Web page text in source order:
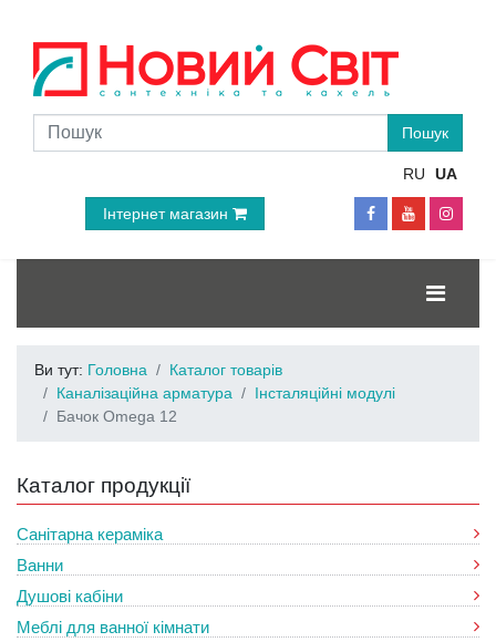
RU UA
Інтернет магазин
Ви тут: Головна
Каталог товарів
Каналізаційна арматура
Інсталяційні модулі
Бачок Omega 12
Каталог продукції
Санітарна кераміка
Ванни
Душові кабіни
Меблі для ванної кімнати